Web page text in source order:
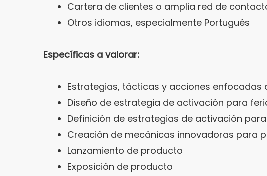
Cartera de clientes o amplia red de
Otros idiomas, especialmente Portugués
Específicas a valorar:
Estrategias, tácticas y acciones enfocadas
Diseño de estrategia de activación para
Definición de estrategias de activación
Creación de mecánicas innovadoras para
Lanzamiento de producto
Exposición de producto